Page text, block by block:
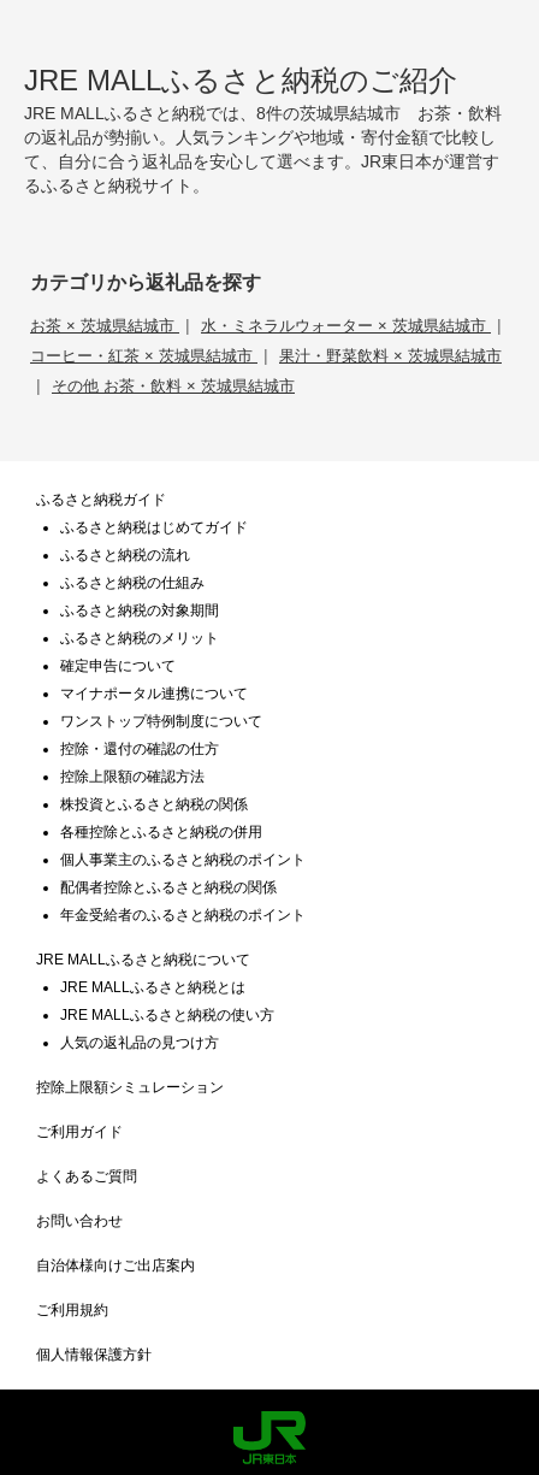
JRE MALLふるさと納税のご紹介
JRE MALLふるさと納税では、8件の茨城県結城市 お茶・飲料
の返礼品が勢揃い。人気ランキングや地域・寄付金額で比較し
て、自分に合う返礼品を安心して選べます。JR東日本が運営す
るふるさと納税サイト。
カテゴリから返礼品を探す
お茶 × 茨城県結城市 | 水・ミネラルウォーター × 茨城県結城市 |
コーヒー・紅茶 × 茨城県結城市 | 果汁・野菜飲料 × 茨城県結城市
| その他 お茶・飲料 × 茨城県結城市
ふるさと納税ガイド
ふるさと納税はじめてガイド
ふるさと納税の流れ
ふるさと納税の仕組み
ふるさと納税の対象期間
ふるさと納税のメリット
確定申告について
マイナポータル連携について
ワンストップ特例制度について
控除・還付の確認の仕方
控除上限額の確認方法
株投資とふるさと納税の関係
各種控除とふるさと納税の併用
個人事業主のふるさと納税のポイント
配偶者控除とふるさと納税の関係
年金受給者のふるさと納税のポイント
JRE MALLふるさと納税について
JRE MALLふるさと納税とは
JRE MALLふるさと納税の使い方
人気の返礼品の見つけ方
控除上限額シミュレーション
ご利用ガイド
よくあるご質問
お問い合わせ
自治体様向けご出店案内
ご利用規約
個人情報保護方針